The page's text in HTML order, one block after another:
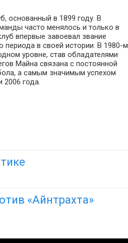
основанный в 1899 году. В
часто менялось и только в
впервые завоевал звание
периода в своей истории. В 1980-м
уровне, став обладателями
Майна связана с постоянной
а самым значимым успехом
2006 года.
«Айнтрахта»